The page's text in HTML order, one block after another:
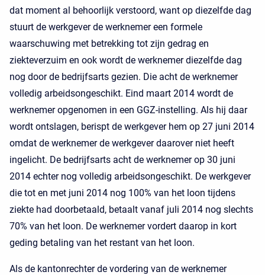
dat moment al behoorlijk verstoord, want op diezelfde dag
stuurt de werkgever de werknemer een formele
waarschuwing met betrekking tot zijn gedrag en
ziekteverzuim en ook wordt de werknemer diezelfde dag
nog door de bedrijfsarts gezien. Die acht de werknemer
volledig arbeidsongeschikt. Eind maart 2014 wordt de
werknemer opgenomen in een GGZ-instelling. Als hij daar
wordt ontslagen, berispt de werkgever hem op 27 juni 2014
omdat de werknemer de werkgever daarover niet heeft
ingelicht. De bedrijfsarts acht de werknemer op 30 juni
2014 echter nog volledig arbeidsongeschikt. De werkgever
die tot en met juni 2014 nog 100% van het loon tijdens
ziekte had doorbetaald, betaalt vanaf juli 2014 nog slechts
70% van het loon. De werknemer vordert daarop in kort
geding betaling van het restant van het loon.
Als de kantonrechter de vordering van de werknemer